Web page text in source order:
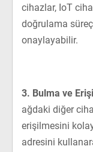
cihazlar, IoT
doğrulama
onaylayabilir.
3. Bulma ve
ağdaki diğer
erişilmesini
adresini